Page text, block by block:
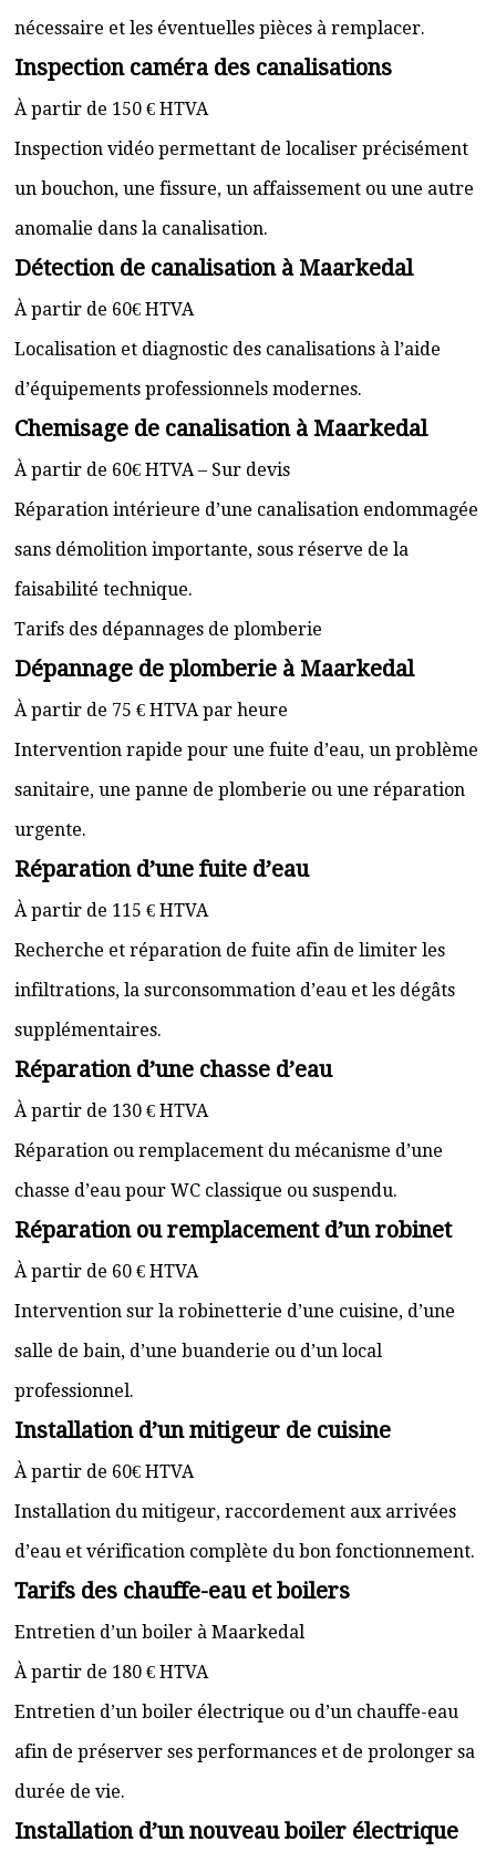
nécessaire et les éventuelles pièces à remplacer.
Inspection caméra des canalisations
À partir de 150 € HTVA
Inspection vidéo permettant de localiser précisément
un bouchon, une fissure, un affaissement ou une autre
anomalie dans la canalisation.
Détection de canalisation à Maarkedal
À partir de 60€ HTVA
Localisation et diagnostic des canalisations à l’aide
d’équipements professionnels modernes.
Chemisage de canalisation à Maarkedal
À partir de 60€ HTVA – Sur devis
Réparation intérieure d’une canalisation endommagée
sans démolition importante, sous réserve de la
faisabilité technique.
Tarifs des dépannages de plomberie
Dépannage de plomberie à Maarkedal
À partir de 75 € HTVA par heure
Intervention rapide pour une fuite d’eau, un problème
sanitaire, une panne de plomberie ou une réparation
urgente.
Réparation d’une fuite d’eau
À partir de 115 € HTVA
Recherche et réparation de fuite afin de limiter les
infiltrations, la surconsommation d’eau et les dégâts
supplémentaires.
Réparation d’une chasse d’eau
À partir de 130 € HTVA
Réparation ou remplacement du mécanisme d’une
chasse d’eau pour WC classique ou suspendu.
Réparation ou remplacement d’un robinet
À partir de 60 € HTVA
Intervention sur la robinetterie d’une cuisine, d’une
salle de bain, d’une buanderie ou d’un local
professionnel.
Installation d’un mitigeur de cuisine
À partir de 60€ HTVA
Installation du mitigeur, raccordement aux arrivées
d’eau et vérification complète du bon fonctionnement.
Tarifs des chauffe-eau et boilers
Entretien d’un boiler à Maarkedal
À partir de 180 € HTVA
Entretien d’un boiler électrique ou d’un chauffe-eau
afin de préserver ses performances et de prolonger sa
durée de vie.
Installation d’un nouveau boiler électrique